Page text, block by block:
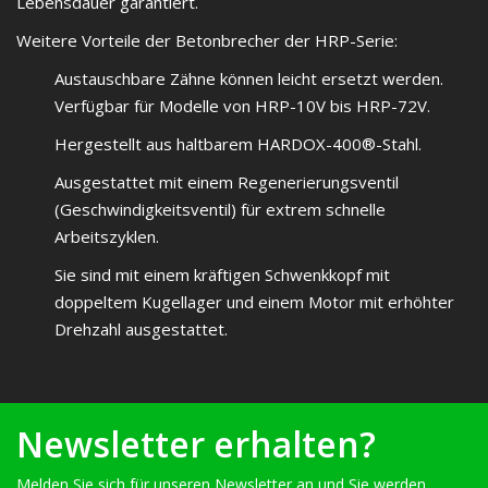
Weitere Vorteile der Betonbrecher der HRP-Serie:
Austauschbare Zähne können leicht ersetzt werden.
Verfügbar für Modelle von HRP-10V bis HRP-72V.
Hergestellt aus haltbarem HARDOX-400®-Stahl.
Ausgestattet mit einem Regenerierungsventil
(Geschwindigkeitsventil) für extrem schnelle
Arbeitszyklen.
Sie sind mit einem kräftigen Schwenkkopf mit
doppeltem Kugellager und einem Motor mit erhöhter
Drehzahl ausgestattet.
Newsletter erhalten?